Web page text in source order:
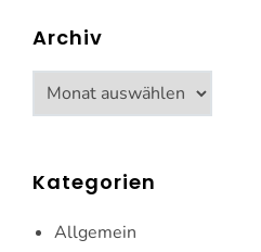
Archiv
Archiv
Kategorien
Allgemein